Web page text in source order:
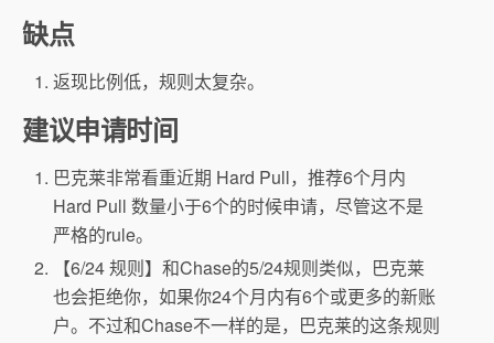
缺点
返现比例低，规则太复杂。
建议申请时间
巴克莱非常看重近期 Hard Pull，推荐6个月内
Hard Pull 数量小于6个的时候申请，尽管这不是
严格的rule。
【6/24 规则】和Chase的5/24规则类似，巴克莱
也会拒绝你，如果你24个月内有6个或更多的新账
户。不过和Chase不一样的是，巴克莱的这条规则